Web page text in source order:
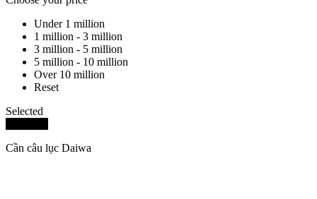
Under 1 million
1 million - 3 million
3 million - 5 million
5 million - 10 million
Over 10 million
Reset
Selected
Cần câu lục Daiwa